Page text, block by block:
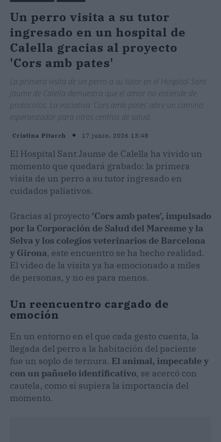
Un perro visita a su tutor
ingresado en un hospital de
Calella gracias al proyecto
'Cors amb pates'
La primera visita de un perro a su tutor en el Hospital Sant
Jaume de Calella demuestra que el amor no entiende de
protocolos. La iniciativa 'Cors amb pates' abre un camino
esperanzador para otros centros de salud.
Cristina Pitarch 17 junio, 2026 13:48
El Hospital Sant Jaume de Calella ha vivido un
momento que quedará grabado: la primera
visita de un perro a su tutor ingresado en
cuidados paliativos.
Gracias al proyecto 'Cors amb pates', impulsado
por la Corporación de Salud del Maresme y la
Selva y los colegios veterinarios de Barcelona
y Girona, este encuentro se ha hecho realidad.
El vídeo de la visita ya ha emocionado a miles
de personas, y no es para menos.
Un reencuentro cargado de
emoción
En un entorno en el que cada gesto cuenta, la
llegada del perro a la habitación del paciente
fue un soplo de ternura. El animal, impecable y
con un pañuelo identificativo, se acercó con
cautela, como si supiera la importancia del
momento.